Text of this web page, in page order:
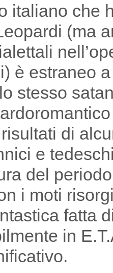
italiano che
(ma
è estraneo
stesso
di
e
del
i moti
fatta
in